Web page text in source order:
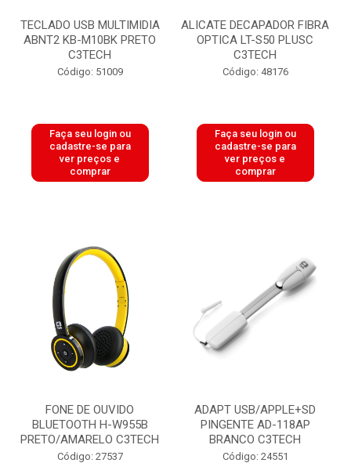
TECLADO USB MULTIMIDIA
ABNT2 KB-M10BK PRETO
C3TECH
Código: 51009
Faça seu login ou
cadastre-se para
ver preços e
comprar
ALICATE DECAPADOR FIBRA
OPTICA LT-S50 PLUSC
C3TECH
Código: 48176
Faça seu login ou
cadastre-se para
ver preços e
comprar
FONE DE OUVIDO
BLUETOOTH H-W955B
PRETO/AMARELO C3TECH
Código: 27537
ADAPT USB/APPLE+SD
PINGENTE AD-118AP
BRANCO C3TECH
Código: 24551